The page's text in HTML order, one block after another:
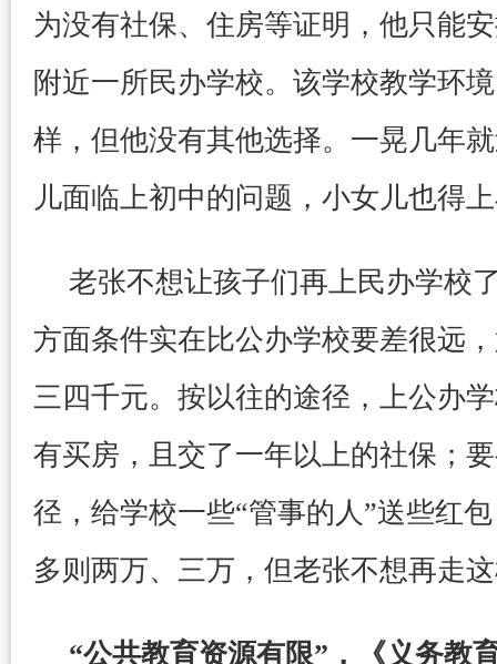
为没有社保、住房等证明，他只能
附近一所民办学校。该学校教学环
样，但他没有其他选择。一晃几年
儿面临上初中的问题，小女儿也得
老张不想让孩子们再上民办学校
方面条件实在比公办学校要差很远
三四千元。按以往的途径，上公办
有买房，且交了一年以上的社保；
径，给学校一些“管事的人”送些红
多则两万、三万，但老张不想再走
“公共教育资源有限”，《义务教